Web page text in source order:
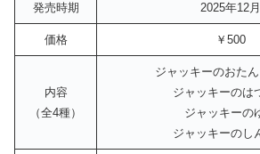
発売時期 2025年12月
価格 ￥500
内容
（全4種）
ジャッキーのおた
ジャッキーのは
ジャッキーの
ジャッキーのし